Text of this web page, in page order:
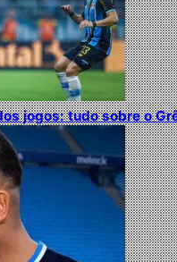
jogos: tudo sobre o